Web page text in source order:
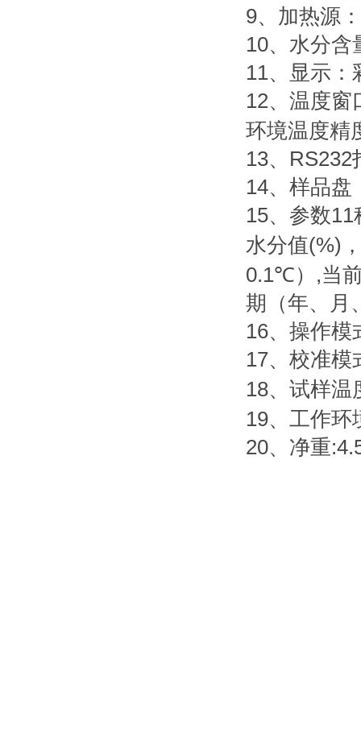
9、加热源：
10、水分含
11、显示：
12、温度窗
环境温度精
13、 RS232
14、样品盘
15、参数11
水分值(%)
0.1℃） ,当
期（年、月
16、操作模
17、校准模
18、试样温
19、工作环
20、净重